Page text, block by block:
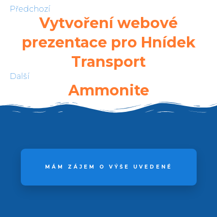
Předchozí
Vytvoření webové
prezentace pro Hnídek
Transport
Další
Ammonite
MÁM ZÁJEM O VÝŠE UVEDENÉ